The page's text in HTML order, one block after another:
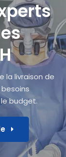
la livraison de
budget.